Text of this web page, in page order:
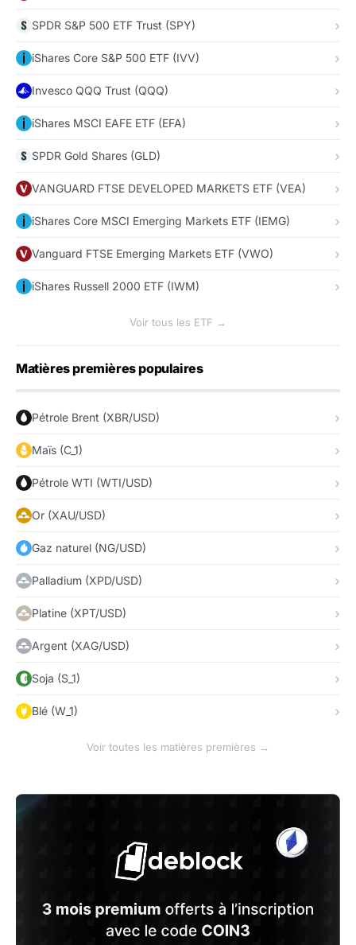
SPDR S&P 500 ETF Trust (SPY)
iShares Core S&P 500 ETF (IVV)
Invesco QQQ Trust (QQQ)
iShares MSCI EAFE ETF (EFA)
SPDR Gold Shares (GLD)
VANGUARD FTSE DEVELOPED MARKETS ETF (VEA)
iShares Core MSCI Emerging Markets ETF (IEMG)
Vanguard FTSE Emerging Markets ETF (VWO)
iShares Russell 2000 ETF (IWM)
Voir tous les ETF →
Matières premières populaires
Pétrole Brent (XBR/USD)
Maïs (C_1)
Pétrole WTI (WTI/USD)
Or (XAU/USD)
Gaz naturel (NG/USD)
Palladium (XPD/USD)
Platine (XPT/USD)
Argent (XAG/USD)
Soja (S_1)
Blé (W_1)
Voir toutes les matières premières →